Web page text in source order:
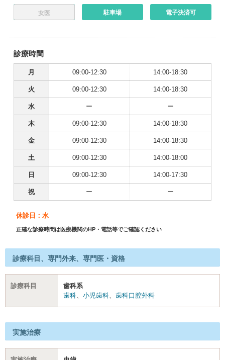
女医 駐車場 電子決済可
診療時間
月 09:00-12:30 14:00-18:30
火 09:00-12:30 14:00-18:30
水 ー ー
木 09:00-12:30 14:00-18:30
金 09:00-12:30 14:00-18:30
土 09:00-12:30 14:00-18:00
日 09:00-12:30 14:00-17:30
祝 ー ー
休診日：水
正確な診療時間は医療機関のHP・電話等でご確認ください
診療科目、専門外来、専門医・資格
診療科目
歯科系
歯科、 小児歯科、 歯科口腔外科
実施治療